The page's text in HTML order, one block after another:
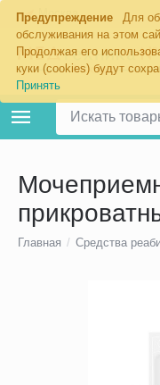
Предупреждение
Для
обслуживания на этом
Продолжая его
куки (cookies) будут
Принять
Москва
Главная / Средства